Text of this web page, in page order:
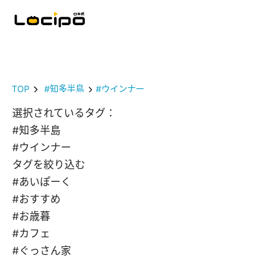
TOP #知多半島 #ウインナー
選択されているタグ：
#知多半島
#ウインナー
タグを絞り込む
#あいぽーく
#おすすめ
#お歳暮
#カフェ
#ぐっさん家